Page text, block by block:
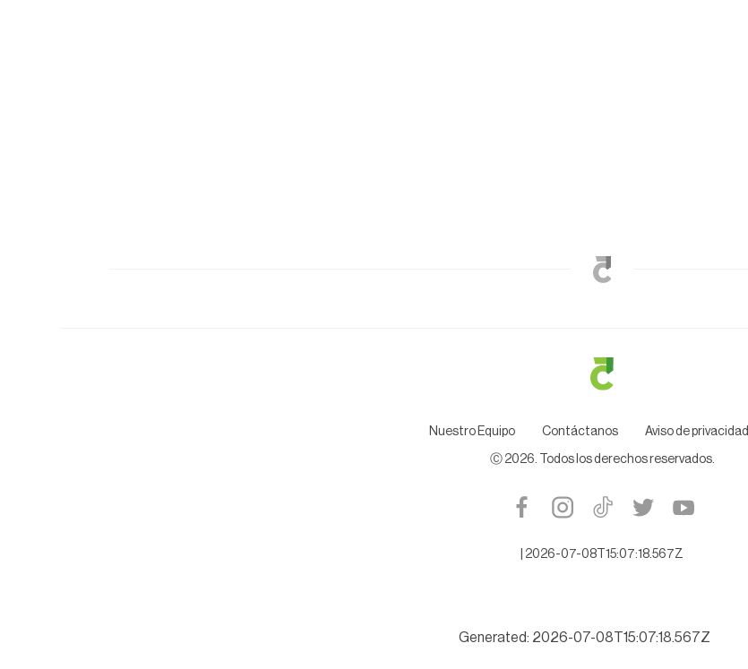
Nuestro Equipo Contáctanos Aviso de privacidad
Ⓒ 2026 . Todos los derechos reservados.
2026-07-08T15:07:18.567Z
Generated: 2026-07-08T15:07:18.567Z